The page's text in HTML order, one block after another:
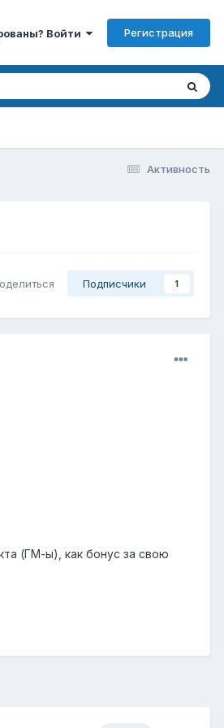
Войти Регистрация
Активность
Подписчики 1
(ГМ-ы), как бонус за свою